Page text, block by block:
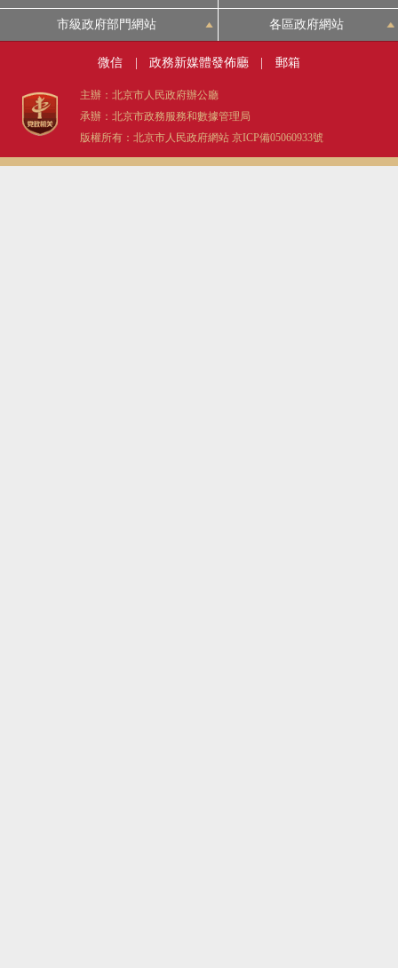
市級政府部門網站 各區政府網站
微信 政務新媒體發佈廳 郵箱
主辦：北京市人民政府辦公廳
承辦：北京市政務服務和數據管理局
版權所有：北京市人民政府網站 京ICP備05060933號